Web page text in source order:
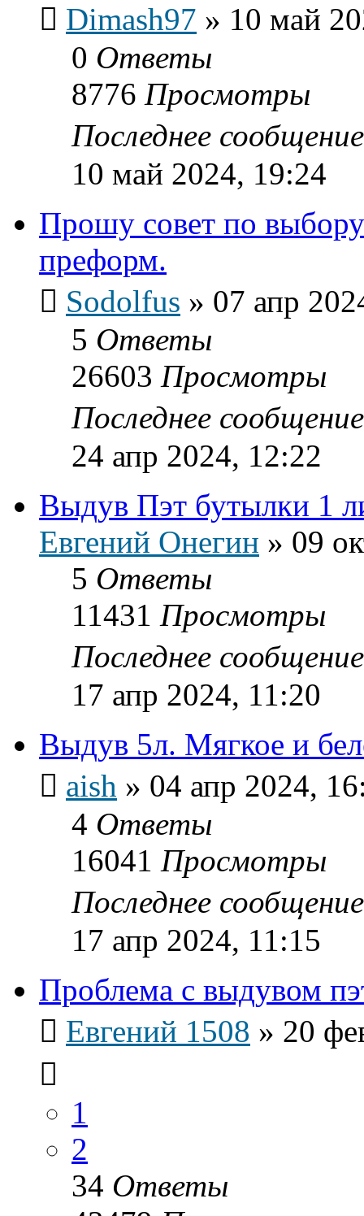
Dimash97 » 10 май
0 Ответы
8776 Просмотры
Последнее
10 май 2024, 19:24
Прошу совет по
преформ.
Sodolfus » 07 апр
5 Ответы
26603 Просмотры
Последнее
24 апр 2024, 12:22
Выдув Пэт бутылки 1
Евгений Онегин » 09
5 Ответы
11431 Просмотры
Последнее
17 апр 2024, 11:20
Выдув 5л. Мягкое и
aish » 04 апр 2024,
4 Ответы
16041 Просмотры
Последнее
17 апр 2024, 11:15
Проблема с выдувом
Евгений 1508 » 20
1
2
34 Ответы